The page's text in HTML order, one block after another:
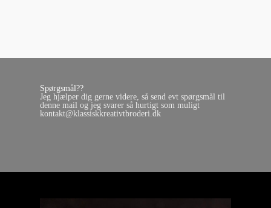
Spørgsmål??
Jeg hjælper dig gerne videre, så send evt spørgsmål til
denne mail og jeg svarer så hurtigt som muligt
kontakt@klassiskkreativtbroderi.dk